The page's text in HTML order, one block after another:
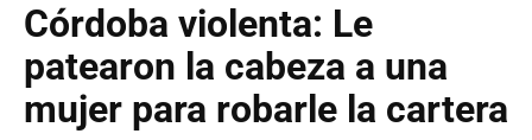
Córdoba violenta: Le
patearon la cabeza a una
mujer para robarle la cartera